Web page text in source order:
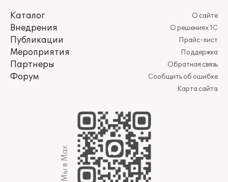
Каталог
Внедрения
Публикации
Мероприятия
Партнеры
Форум
О сайте
О решениях 1С
Прайс-лист
Поддержка
Обратная связь
Сообщить об ошибке
Карта сайта
Мы в Max